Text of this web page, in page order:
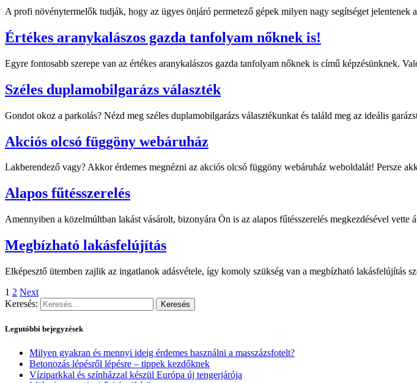
A profi növénytermelők tudják, hogy az ügyes önjáró permetező gépek milyen nagy segítséget
Értékes aranykalászos gazda tanfolyam nőknek is!
Egyre fontosabb szerepe van az értékes aranykalászos gazda tanfolyam nőknek is című képzésünknek.
Széles duplamobilgarázs választék
Gondot okoz a parkolás? Nézd meg széles duplamobilgarázs választékunkat és találd meg az ideális
Akciós olcsó függöny webáruház
Lakberendező vagy? Akkor érdemes megnézni az akciós olcsó függöny webáruház weboldalát! Persze
Alapos fűtésszerelés
Amennyiben a közelmúltban lakást vásárolt, bizonyára Ön is az alapos fűtésszerelés megkezdésével
Megbízható lakásfelújítás
Elképesztő ütemben zajlik az ingatlanok adásvétele, így komoly szükség van a megbízható
1 2 Next
Keresés:
Legutóbbi bejegyzések
Milyen gyakran és mennyi ideig érdemes használni a masszázsfotelt?
Betonozás lépésről lépésre – tippek kezdőknek
Víziparkkal és színházzal készül Európa új tengerjárója